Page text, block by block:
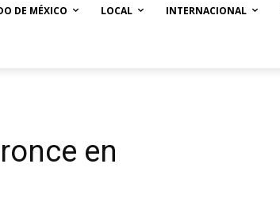
DE MÉXICO LOCAL INTERNACIONAL
en